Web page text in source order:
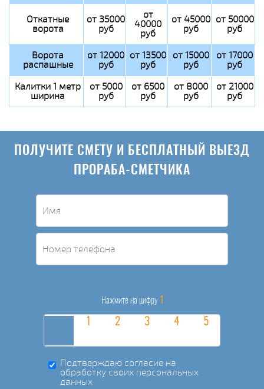
Откатные
ворота
от 35000
руб
от
40000
руб
от 45000
руб
от 50000
руб
Ворота
распашные
от 12000
руб
от 13500
руб
от 15000
руб
от 17000
руб
Калитки 1 метр
ширина
от 5000
руб
от 6500
руб
от 8000
руб
от 21000
руб
ПОЛУЧИТЕ СМЕТУ И БЕСПЛАТНЫЙ ВЫЕЗД
ПРОРАБА-СМЕТЧИКА
Нажмите на цифру 1
Подтверждаю согласие на
обработку своих персональных
данных